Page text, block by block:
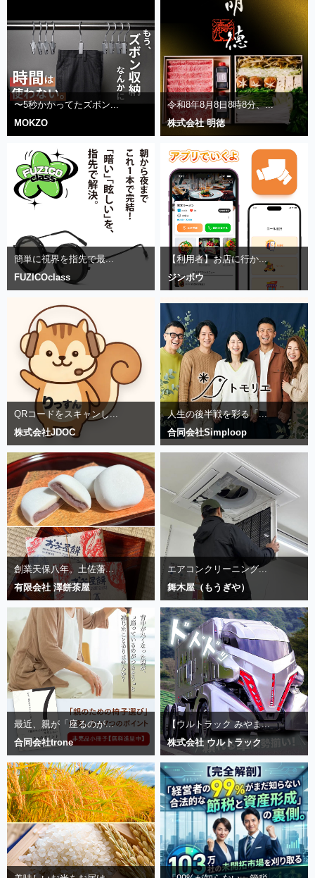
〜5秒かかってたズボン...
MOKZO
令和8年8月8日8時8分、...
株式会社 明徳
簡単に視界を指先で最...
FUZICOclass
【利用者】お店に行か...
ジンボウ
QRコードをスキャンし...
株式会社JDOC
人生の後半戦を彩る「...
合同会社Simploop
創業天保八年。土佐藩...
有限会社 澤餅茶屋
エアコンクリーニング...
舞木屋（もうぎや）
最近、親が「座るのが...
合同会社trone
【ウルトラック みやま...
株式会社 ウルトラック